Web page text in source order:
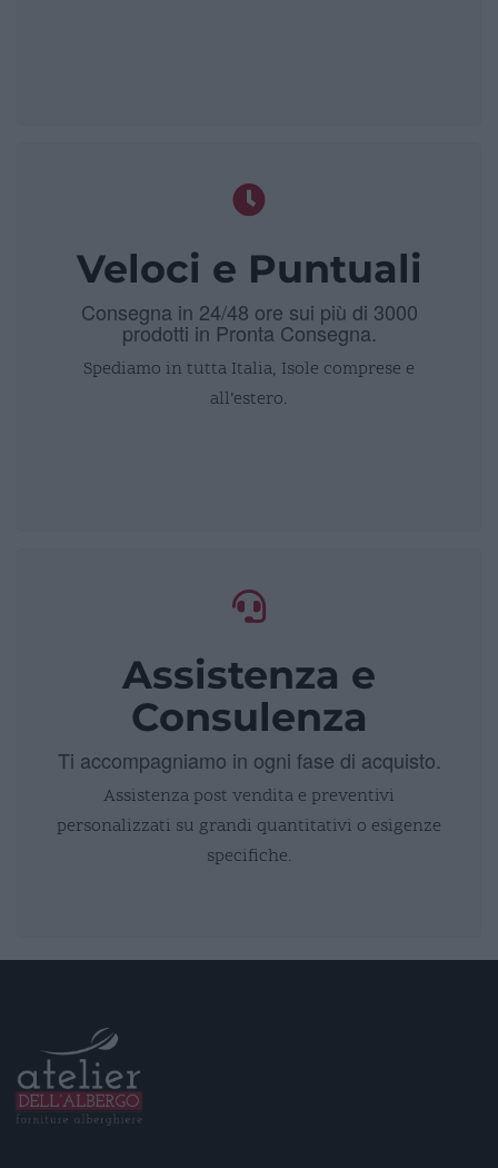
Veloci e Puntuali
Consegna in 24/48 ore sui più di 3000
prodotti in Pronta Consegna.
Spediamo in tutta Italia, Isole comprese e
all’estero.
Assistenza e
Consulenza
Ti accompagniamo in ogni fase di acquisto.
Assistenza post vendita e preventivi
personalizzati su grandi quantitativi o esigenze
specifiche.